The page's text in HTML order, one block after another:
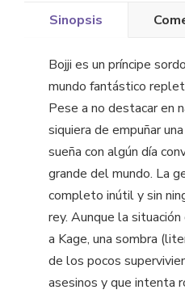
Sinopsis
Bojji es un príncipe
mundo fantástico
Pese a no destacar en
siquiera de empuñar
sueña con algún día
grande del mundo. La
completo inútil y sin
rey. Aunque la situación
a Kage, una sombra
de los pocos
asesinos y que intenta